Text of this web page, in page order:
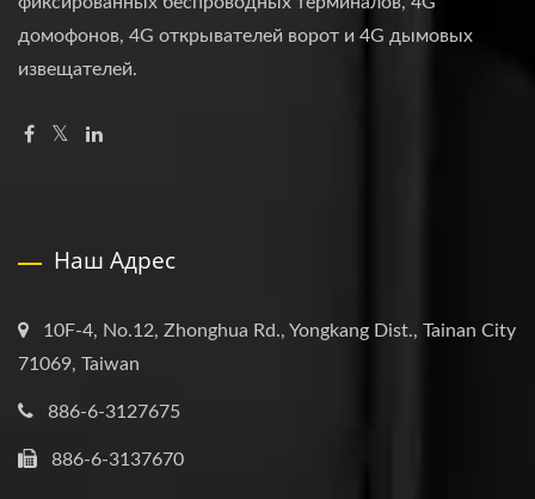
домофонов, 4G открывателей ворот и 4G дымовых
извещателей.
Наш Адрес
10F-4, No.12, Zhonghua Rd., Yongkang Dist., Tainan City
71069, Taiwan
886-6-3127675
886-6-3137670